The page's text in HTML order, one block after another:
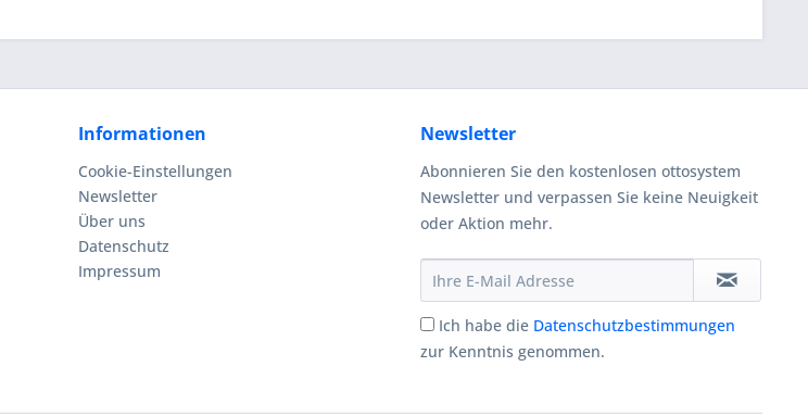
Informationen
Cookie-Einstellungen
Newsletter
Über uns
Datenschutz
Impressum
Newsletter
Abonnieren Sie den kostenlosen ottosystem
Newsletter und verpassen Sie keine Neuigkeit
oder Aktion mehr.
Ich habe die Datenschutzbestimmungen
zur Kenntnis genommen.